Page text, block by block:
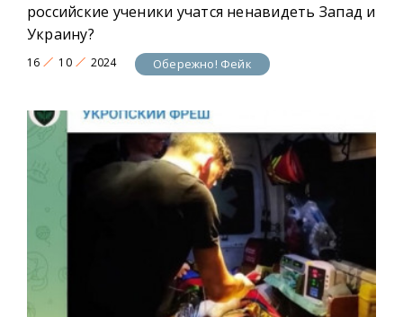
российские ученики учатся ненавидеть Запад и
Украину?
16 10 2024 Обережно! Фейк